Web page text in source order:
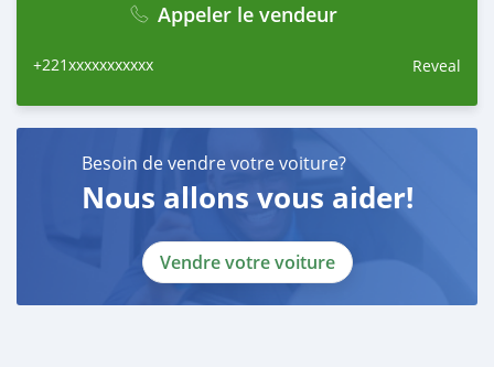
Appeler le vendeur
+221xxxxxxxxxxx Reveal
Besoin de vendre votre voiture?
Nous allons vous aider!
Vendre votre voiture